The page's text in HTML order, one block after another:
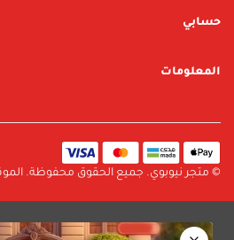
متجر نيوبوي
العلامات التجارية
حسابي
المعلومات
سياسة الإرجاع والتبديل
الأسئلة الشائعة
© متجر نيوبوي. جميع الحقوق محفوظة.